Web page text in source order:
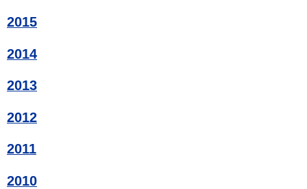
2015
2014
2013
2012
2011
2010